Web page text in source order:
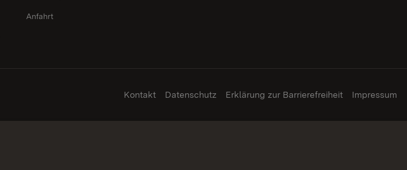
Anfahrt
Kontakt Datenschutz Erklärung zur Barrierefreiheit Impressum